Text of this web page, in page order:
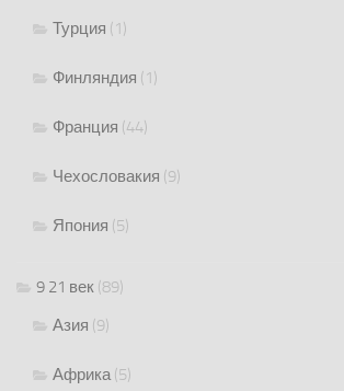
Турция (1)
Финляндия (1)
Франция (44)
Чехословакия (9)
Япония (5)
9 21 век (89)
Азия (9)
Африка(5)